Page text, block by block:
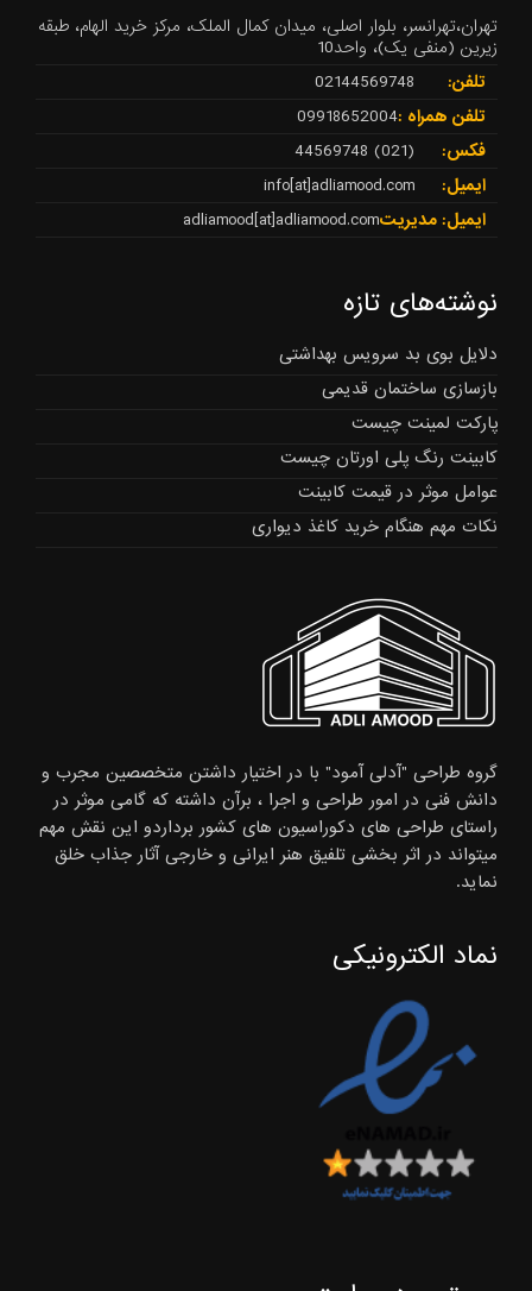
تهران،تهرانسر، بلوار اصلی، میدان کمال الملک، مرکز خرید الهام، طبقه
زیرین (منفی یک)، واحد10
تلفن:
02144569748
تلفن همراه :09918652004
فکس:
(021) 44569748
ایمیل:
info[at]adliamood.com
ایمیل: مدیریتadliamood[at]adliamood.com
نوشته‌های تازه
دلایل بوی بد سرویس بهداشتی
بازسازی ساختمان قدیمی
پارکت لمینت چیست
کابینت رنگ پلی اورتان چیست
عوامل موثر در قیمت کابینت
نکات مهم هنگام خرید کاغذ دیواری
گروه طراحی "آدلی آمود" با در اختیار داشتن متخصصین مجرب و
دانش فنی در امور طراحی و اجرا ، برآن داشته که گامی موثر در
راستای طراحی های دکوراسیون های کشور برداردو این نقش مهم
میتواند در اثر بخشی تلفیق هنر ایرانی و خارجی آثار جذاب خلق
نماید.
نماد الکترونیکی